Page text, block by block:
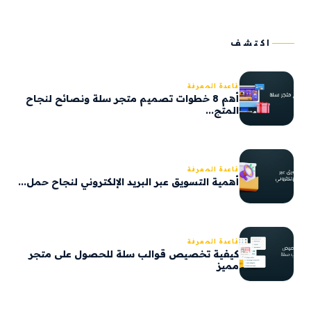
اكتشف
قاعدة المعرفة
أهم 8 خطوات تصميم متجر سلة ونصائح لنجاح
المتج...
قاعدة المعرفة
أهمية التسويق عبر البريد الإلكتروني لنجاح حمل...
قاعدة المعرفة
كيفية تخصيص قوالب سلة للحصول على متجر
مميز